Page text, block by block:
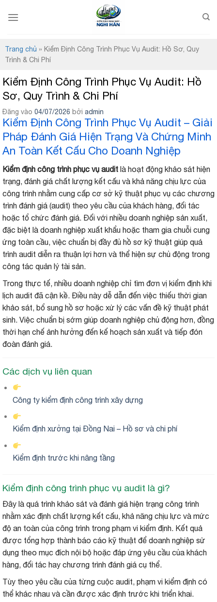
qua
Trang chủ » Kiểm Định Công Trình Phục Vụ Audit: Hồ Sơ, Quy
Trình & Chi Phí
Kiểm Định Công Trình Phục Vụ Audit: Hồ
Sơ, Quy Trình & Chi Phí
Đăng vào 04/07/2026 bởi admin
Kiểm Định Công Trình Phục Vụ Audit – Giải
Pháp Đánh Giá Hiện Trạng Và Chứng Minh
An Toàn Kết Cấu Cho Doanh Nghiệp
Kiểm định công trình phục vụ audit là hoạt động khảo sát hiện
trạng, đánh giá chất lượng kết cấu và khả năng chịu lực của
công trình nhằm cung cấp cơ sở kỹ thuật phục vụ các chương
trình đánh giá (audit) theo yêu cầu của khách hàng, đối tác
hoặc tổ chức đánh giá. Đối với nhiều doanh nghiệp sản xuất,
đặc biệt là doanh nghiệp xuất khẩu hoặc tham gia chuỗi cung
ứng toàn cầu, việc chuẩn bị đầy đủ hồ sơ kỹ thuật giúp quá
trình audit diễn ra thuận lợi hơn và thể hiện sự chủ động trong
công tác quản lý tài sản.
Trong thực tế, nhiều doanh nghiệp chỉ tìm đơn vị kiểm định khi
lịch audit đã cận kề. Điều này dễ dẫn đến việc thiếu thời gian
khảo sát, bổ sung hồ sơ hoặc xử lý các vấn đề kỹ thuật phát
sinh. Việc chuẩn bị sớm giúp doanh nghiệp chủ động hơn, đồng
thời hạn chế ảnh hưởng đến kế hoạch sản xuất và tiếp đón
đoàn đánh giá.
Các dịch vụ liên quan
Công ty kiểm định công trình xây dựng
Kiểm định xưởng tại Đồng Nai – Hồ sơ và chi phí
Kiểm định trước khi nâng tầng
Kiểm định công trình phục vụ audit là gì?
Đây là quá trình khảo sát và đánh giá hiện trạng công trình
nhằm xác định chất lượng kết cấu, khả năng chịu lực và mức
độ an toàn của công trình trong phạm vi kiểm định. Kết quả
được tổng hợp thành báo cáo kỹ thuật để doanh nghiệp sử
dụng theo mục đích nội bộ hoặc đáp ứng yêu cầu của khách
hàng, đối tác hay chương trình đánh giá cụ thể.
Tùy theo yêu cầu của từng cuộc audit, phạm vi kiểm định có
thể khác nhau và cần được xác định trước khi triển khai.